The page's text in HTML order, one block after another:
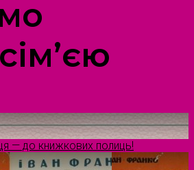
— до книжкових полиць!